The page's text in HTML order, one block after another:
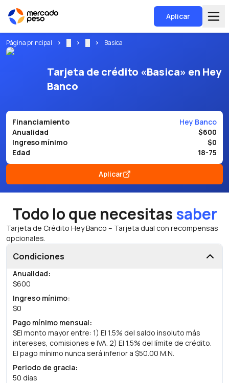
Aplicar
Página principal Basica
Tarjeta de crédito «Basica» en Hey
Banco
Financiamiento
Hey Banco
Anualidad
$600
Ingreso mínimo
$0
Edad
18-75
Aplicar
Todo lo que necesitassaber
Tarjeta de Crédito Hey Banco – Tarjeta dual con recompensas
opcionales.
Condiciones
Anualidad:
$600
Ingreso mínimo:
$0
Pago mínimo mensual:
$El monto mayor entre: 1) El 1.5% del saldo insoluto más
intereses, comisiones e IVA. 2) El 1.5% del límite de crédito.
El pago mínimo nunca será inferior a $50.00 M.N.
Periodo de gracia:
50 días